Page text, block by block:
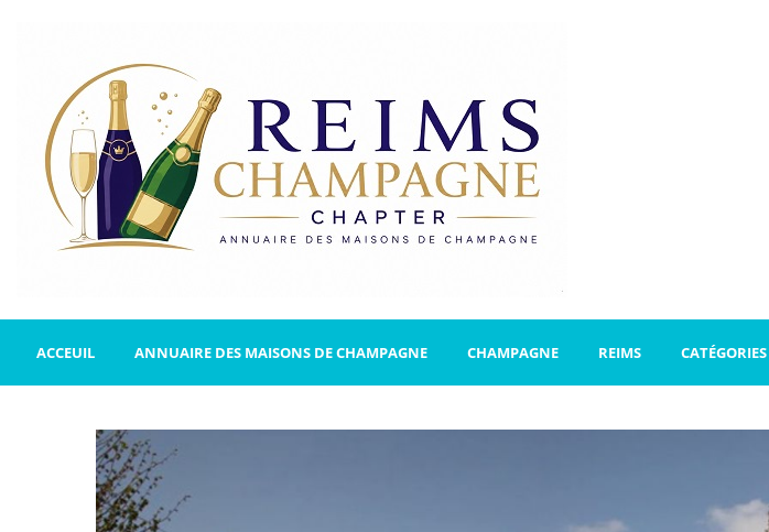
ACCEUIL ANNUAIRE DES MAISONS DE CHAMPAGNE CHAMPAGNE REIMS CATÉGORIES